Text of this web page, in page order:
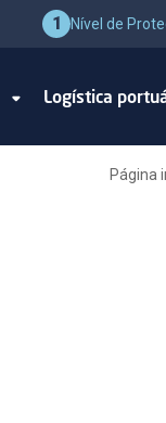
1 Nível de
Logística
Página